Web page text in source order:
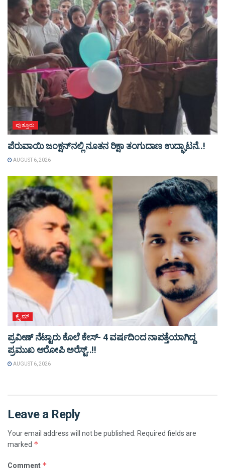
ಪುತ್ತೂರು
ಪೆರುವಾಯಿ ಜಂಕ್ಷನ್‌ನಲ್ಲಿ ನೂತನ ರಿಕ್ಷಾ ತಂಗುದಾಣ ಉದ್ಘಾಟನೆ..!
AUGUST 6, 2026
ಕ್ರೈಮ್
ಪ್ರವೀಣ್ ನೆಟ್ಟಾರು ಕೊಲೆ ಕೇಸ್‌- 4 ವರ್ಷದಿಂದ ನಾಪತ್ತೆಯಾಗಿದ್ದ
ಪ್ರಮುಖ ಆರೋಪಿ ಅರೆಸ್ಟ್‌..!!
AUGUST 6, 2026
Leave a Reply
Your email address will not be published. Required fields are
marked *
Comment *